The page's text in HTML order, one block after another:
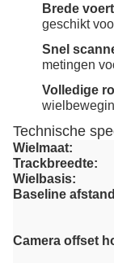
Brede
geschikt
Snel
metingen
Volledige
Technische
Wielmaat:
Trackbreedte:
Wielbasis:
Baseline
Camera offset